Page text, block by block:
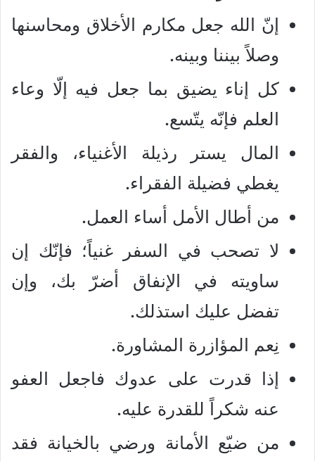
إنّ الله جعل مكارم الأخلاق ومحاسنها
وصلاً بيننا وبينه.
كل إناء يضيق بما جعل فيه إلّا وعاء
العلم فإنّه يتّسع.
المال يستر رذيلة الأغنياء، والفقر
يغطي فضيلة الفقراء.
من أطال الأمل أساء العمل.
لا تصحب في السفر غنياً؛ فإنّك إن
ساويته في الإنفاق أضرّ بك، وإن
تفضل عليك استذلك.
نِعم المؤازرة المشاورة.
إذا قدرت على عدوك فاجعل العفو
عنه شكراً للقدرة عليه.
من ضيّع الأمانة ورضي بالخيانة فقد